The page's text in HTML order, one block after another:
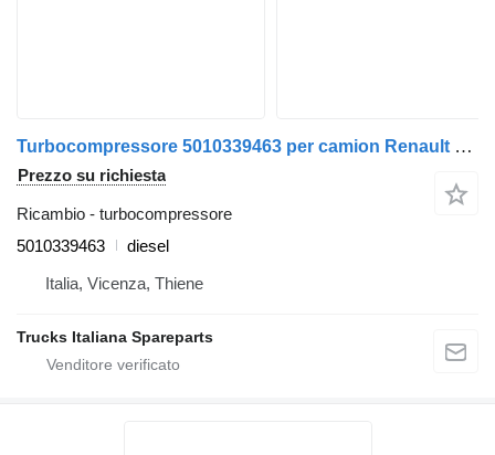
Turbocompressore 5010339463 per camion Renault Midlum
Prezzo su richiesta
Ricambio - turbocompressore
5010339463
diesel
Italia, Vicenza, Thiene
Trucks Italiana Spareparts